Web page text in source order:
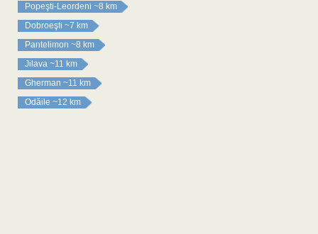
Popeşti-Leordeni ~8 km
Dobroeşti ~7 km
Pantelimon ~8 km
Jilava ~11 km
Gherman ~11 km
Odăile ~12 km